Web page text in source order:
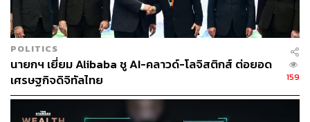
TAGS:
THE STANDARD ECONOMIC FORUM 2025
Uwem Ukpong
Amazon Web Services
Cloud
AWS
POLITICS
นายกฯ เยี่ยม Alibaba ชู AI-คลาวด์-โลจิสติกส์ ต่อยอด
เศรษฐกิจดิจิทัลไทย
159